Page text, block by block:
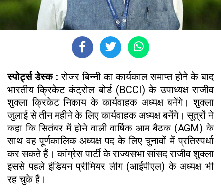
स्पोर्ट्स डेस्क : रोजर बिन्नी का कार्यकाल समाप्त होने के बाद
भारतीय क्रिकेट कंट्रोल बोर्ड (BCCI) के उपाध्यक्ष राजीव
शुक्ला क्रिकेट निकाय के कार्यवाहक अध्यक्ष बनेंगे। शुक्ला
जुलाई से तीन महीने के लिए कार्यवाहक अध्यक्ष बनेंगे। सूत्रों ने
कहा कि सितंबर में होने वाली वार्षिक आम बैठक (AGM) के
साथ वह पूर्णकालिक अध्यक्ष पद के लिए चुनावों में प्रतिस्पर्धा
कर सकते हैं। कांग्रेस पार्टी के राज्यसभा सांसद राजीव शुक्ला
इससे पहले इंडियन प्रीमियर लीग (आईपीएल) के अध्यक्ष भी
रह चुके हैं।